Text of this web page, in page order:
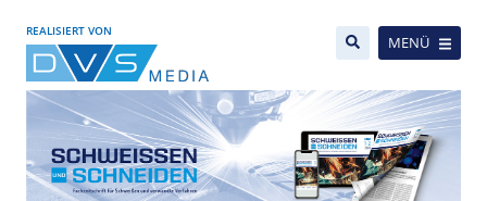
REALISIERT VON
MENÜ